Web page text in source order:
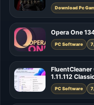
Download Pc
Opera One
PC Software
1.11.112
PC Software